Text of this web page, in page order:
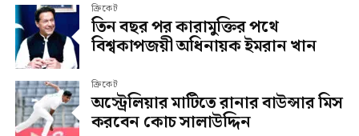
ক্রিকেট
তিন বছর পর কারামুক্তির পথে
বিশ্বকাপজয়ী অধিনায়ক ইমরান খান
ক্রিকেট
অস্ট্রেলিয়ার মাটিতে রানার বাউন্সার মিস
করবেন কোচ সালাউদ্দিন